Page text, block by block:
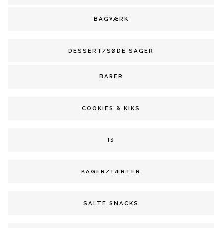
BAGVÆRK
DESSERT/SØDE SAGER
BARER
COOKIES & KIKS
IS
KAGER/TÆRTER
SALTE SNACKS